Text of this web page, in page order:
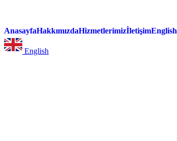
AnasayfaHakkımızdaHizmetlerimizİletişimEnglish
English